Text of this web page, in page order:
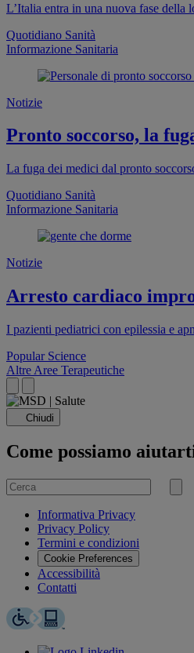
L’Italia entra in una nuova fase
Quotidiano Sanità
Informazione Sanitaria
Notizie
Pronto soccorso, la
La fuga dei medici dal pronto
Quotidiano Sanità
Informazione Sanitaria
Notizie
Arresto cardiaco
I pazienti pediatrici con epilessia e
Popular Science
Altre Aree Terapeutiche
Chiudi
Come possiamo
Cerca
per
Invia
Informativa Privacy
Privacy Policy
Termini e condizioni
Cookie Preferences
Accessibilità
Contatti